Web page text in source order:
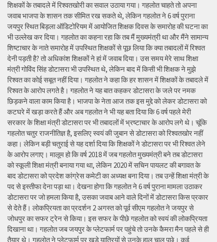
शिक्षकों के तबादले में रिश्वतखोरी का सवाल उठाया गया। गहलोत चाहते तो अपना
जवाब भाजपा के शासन तक सीमित रख सकते थे, लेकिन गहलोत ने 6 वर्ष पुराना
जयपुर स्थित बिड़ला ऑडिटोरियम में आयोजित शिक्षक दिवस के समारोह की घटना का
भी उल्लेख कर दिया। गहलोत का कहना रहा कि तब मैं मुख्यमंत्री था और मैंने सामान्य
शिष्टाचार के नाते समारोह में उपस्थित शिक्षकों से पूछ लिया कि क्या तबादलों में रिश्वत
देनी पड़ती है? तो अधिकांश शिक्षकों ने हां में जवाब दिया। उस समय मेरे साथ शिक्षा
मंत्री गोविंद सिंह डोटासरा भी उपस्थित थे, लेकिन बाद में किसी भी शिक्षक ने मुझे
रिश्वत का कोई सबूत नहीं दिया। गहलोत ने कहा कि हर शासन में शिक्षकों के तबादले में
रिश्वत के आरोप लगते है। गहलोत ने यह बात कहकर डोटासरा के जले पर नमक
छिड़कने वाला काम किया है। भाजपा के नेता आज तक इस मुद्दे को लेकर डोटासरा को
कटघरे में खड़ा करते हैं और अब गहलोत ने भी यह बता दिया कि 6 वर्ष पहले मेरी
सरकार के शिक्षा मंत्री डोटासरा पर भी तबादलों में भ्रष्टाचार के आरोप लगे थे। चूंकि
गहलोत चतुर राजनीतिज्ञ है, इसलिए स्वयं की जुबान से डोटासरा को रिश्वतखोर नहीं
कहा। लेकिन बड़ी चतुराई से यह दर्शा दिया कि शिक्षकों ने डोटासरा पर भी रिश्वत लेने
के आरोप लगाए। मालूम हो कि वर्ष 2018 में जब गहलोत मुख्यमंत्री बने तब डोटासरा
को स्कूली शिक्षा मंत्री बनाया गया था, लेकिन 2020 में सचिन पायलट की बगावत के
बाद डोटासरा को प्रदेश कांग्रेस कमेटी का अध्यक्ष बना दिया। तब उन्हें शिक्षा मंत्री के
पद से इस्तीफा देना पड़ा था। देखना होगा कि गहलोत ने 6 वर्ष पुराना मामला उठाकर
डोटासरा पर जो हमला किया है, उसका जवाब आने वाले दिनों में डोटासरा किस प्रकार
से देते हैं। लोकप्रियता का प्रदर्शन 2 अगस्त को पूर्व सीएम गहलोत ने जयपुर से
जोधपुर का सफर ट्रेन से किया। इस सफर के पीछे गहलोत को स्वयं की लोकप्रियता
दिखाना था। गहलोत जब जयपुर के प्लेटफार्म पर पहुंचे तो उनके कैमरा मैन पहले से ही
तैयार थे। गहलोत ने प्लेटफार्म पर खड़े यात्रियों से उनके हाल चाल पूछे। कई